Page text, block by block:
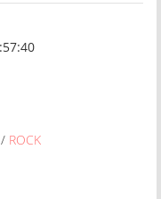
/ ROCK